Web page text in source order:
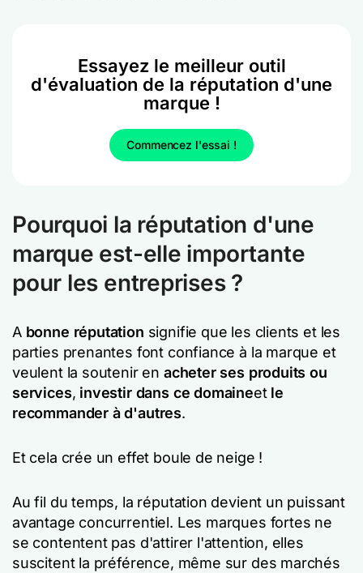
Essayez le meilleur outil
d'évaluation de la réputation d'une
marque !
Commencez l'essai !
Pourquoi la réputation d'une
marque est-elle importante
pour les entreprises ?
A bonne réputation signifie que les clients et les
parties prenantes font confiance à la marque et
veulent la soutenir en acheter ses produits ou
services, investir dans ce domaineet le
recommander à d'autres.
Et cela crée un effet boule de neige !
Au fil du temps, la réputation devient un puissant
avantage concurrentiel. Les marques fortes ne
se contentent pas d'attirer l'attention, elles
suscitent la préférence, même sur des marchés